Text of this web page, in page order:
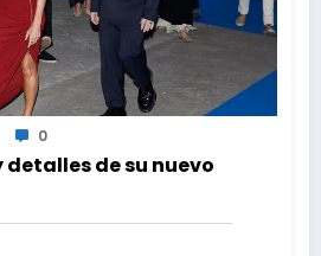
0
detalles de su nuevo